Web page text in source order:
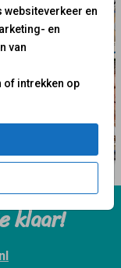
en
en
van
intrekken op
klaar!